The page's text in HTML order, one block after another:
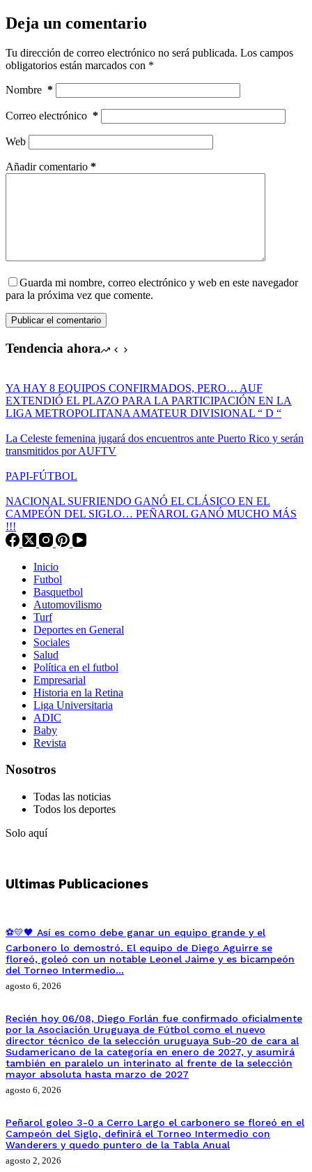
Deja un comentario
Tu dirección de correo electrónico no será publicada. Los campos
obligatorios están marcados con *
Nombre *
Correo electrónico *
Web
Añadir comentario *
Guarda mi nombre, correo electrónico y web en este navegador
para la próxima vez que comente.
Publicar el comentario
Tendencia ahora
YA HAY 8 EQUIPOS CONFIRMADOS, PERO… AUF
EXTENDIÓ EL PLAZO PARA LA PARTICIPACIÓN EN LA
LIGA METROPOLITANA AMATEUR DIVISIONAL “ D “
La Celeste femenina jugará dos encuentros ante Puerto Rico y serán
transmitidos por AUFTV
PAPI-FÚTBOL
NACIONAL SUFRIENDO GANÓ EL CLÁSICO EN EL
CAMPEÓN DEL SIGLO… PEÑAROL GANÓ MUCHO MÁS
!!!
Inicio
Futbol
Basquetbol
Automovilismo
Turf
Deportes en General
Sociales
Salud
Política en el futbol
Empresarial
Historia en la Retina
Liga Universitaria
ADIC
Baby
Revista
Nosotros
Todas las noticias
Todos los deportes
Solo aquí
Ultimas Publicaciones
⚽💛🖤 Así es como debe ganar un equipo grande y el
Carbonero lo demostró. El equipo de Diego Aguirre se
floreó, goleó con un notable Leonel Jaime y es bicampeón
del Torneo Intermedio…
agosto 6, 2026
Recién hoy 06/08, Diego Forlán fue confirmado oficialmente
por la Asociación Uruguaya de Fútbol como el nuevo
director técnico de la selección uruguaya Sub-20 de cara al
Sudamericano de la categoría en enero de 2027, y asumirá
también en paralelo un interinato al frente de la selección
mayor absoluta hasta marzo de 2027
agosto 6, 2026
Peñarol goleo 3-0 a Cerro Largo el carbonero se floreó en el
Campeón del Siglo, definirá el Torneo Intermedio con
Wanderers y quedo puntero de la Tabla Anual
agosto 2, 2026